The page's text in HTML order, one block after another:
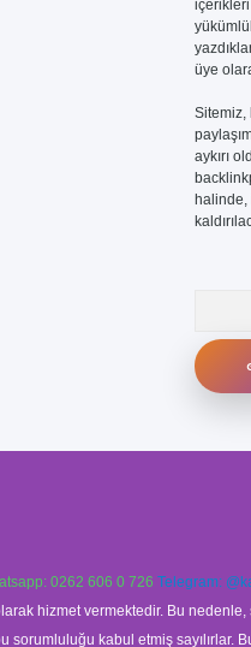
üye
Sitemiz,
aykırı
0262 606 0 726 Telegram:
hizmet vermektedir. Bu
kabul etmiş sayılırlar.